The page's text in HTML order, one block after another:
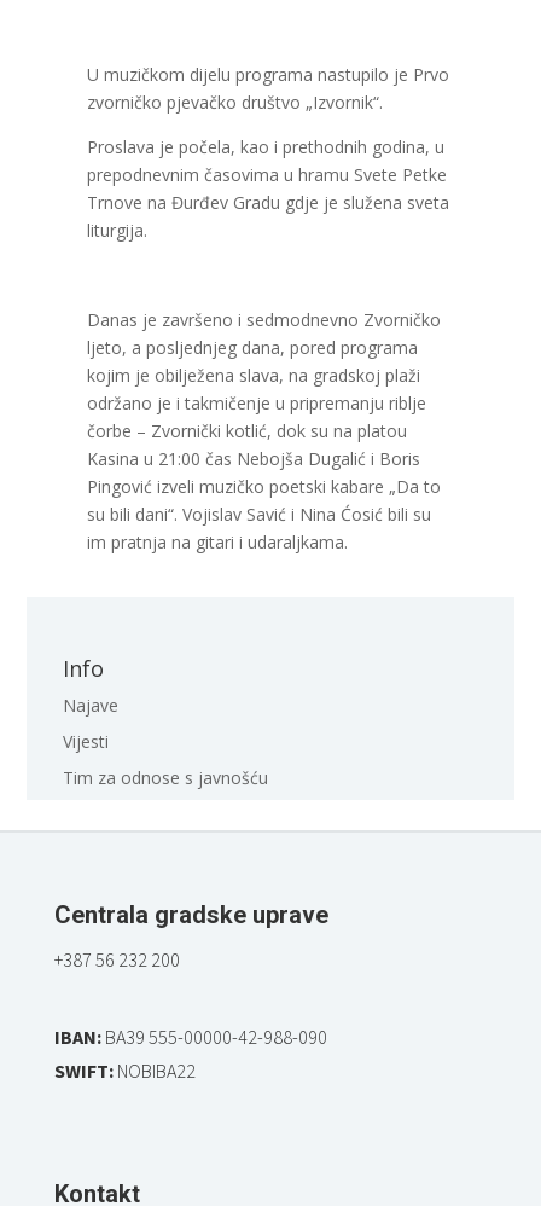
U muzičkom dijelu programa nastupilo je Prvo
zvorničko pjevačko društvo „Izvornik“.
Proslava je počela, kao i prethodnih godina, u
prepodnevnim časovima u hramu Svete Petke
Trnove na Đurđev Gradu gdje je služena sveta
liturgija.
Danas je završeno i sedmodnevno Zvorničko
ljeto, a posljednjeg dana, pored programa
kojim je obilježena slava, na gradskoj plaži
održano je i takmičenje u pripremanju riblje
čorbe – Zvornički kotlić, dok su na platou
Kasina u 21:00 čas Nebojša Dugalić i Boris
Pingović izveli muzičko poetski kabare „Da to
su bili dani“. Vojislav Savić i Nina Ćosić bili su
im pratnja na gitari i udaraljkama.
Info
Najave
Vijesti
Tim za odnose s javnošću
Centrala gradske uprave
+387 56 232 200
IBAN:BA39 555-00000-42-988-090
SWIFT:NOBIBA22
Kontakt